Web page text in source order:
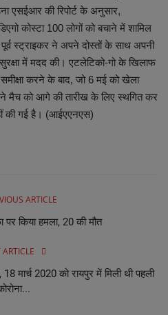
एसईआर की रिपोर्ट के अनुसार,
कोस्टा 100 लोगों को बचाने में शामिल
स्ट्राइकर ने अपने दोस्तों के साथ अपनी
में मदद की। एटलेटिको-गो के खिलाफ
करने के बाद, जो 6 मई को खेला
मैच को आगे की तारीख के लिए स्थगित कर
की गई है। (आईएएनएस)
ARTICLE
पर किया हमला, 20 की मौत
ARTICLE
मार्च 2020 को रायपुर में मिली थी पहली